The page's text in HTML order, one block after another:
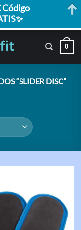
0
“SLIDER DISC”
Código